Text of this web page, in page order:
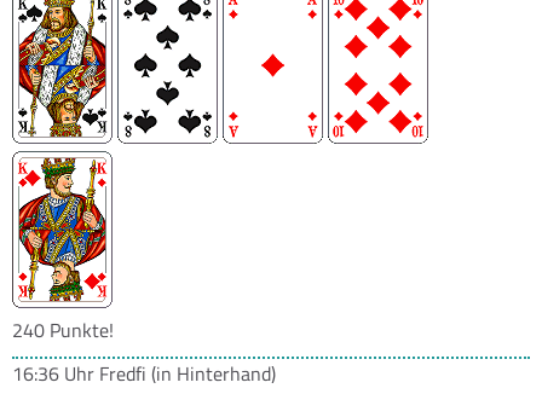
240 Punkte!
16:36 Uhr Fredfi (in Hinterhand)